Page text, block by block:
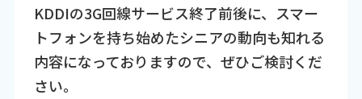
KDDIの3G回線サービス終了前後に、スマー
トフォンを持ち始めたシニアの動向も知れる
内容になっておりますので、ぜひご検討くだ
さい。